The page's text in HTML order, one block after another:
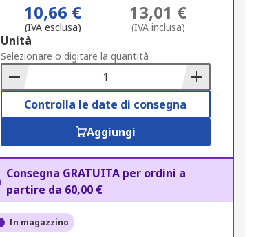
10,66 €
(IVA esclusa)
13,01 €
(IVA inclusa)
Add
to
Basket
Unità
Selezionare o digitare la quantità
Controlla le date di consegna
Aggiungi
Consegna GRATUITA per ordini a
partire da 60,00 €
In magazzino